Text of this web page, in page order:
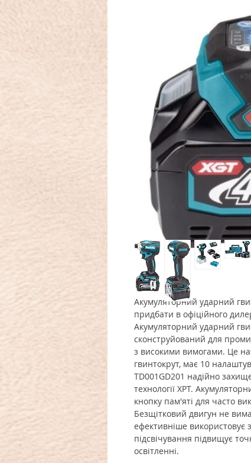
Акумуляторний ударний
придбати в офіційного
Акумуляторний ударний
сконструйований для
з високими вимогами. Це
гвинтокрут, має 10
TD001GD201 надійно
технології XPT.
кнопку пам'яті для часто
Безщітковий двигун не
ефективніше використовує
підсвічування підвищує
освітленні.